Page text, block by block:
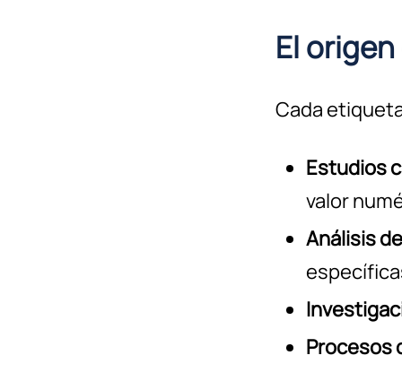
El
Cada
Estudios
valor
Análisis
Procesos